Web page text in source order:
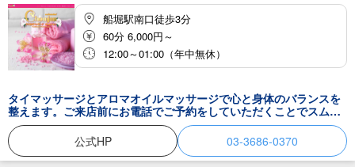
船堀駅南口徒歩3分
60分 6,000円～
12:00～01:00（年中無休）
タイマッサージとアロマオイルマッサージで心と身体のバランスを
整えます。ご来店前にお電話でご予約をしていただくことでスムー
ズにご案内出来ます
公式HP
03-3686-0370